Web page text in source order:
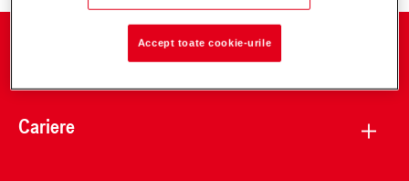
Cariere
Accept toate cookie-urile